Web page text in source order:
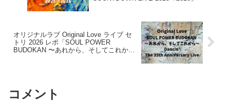
オリジナルラブ Original Love ライブ セ
トリ 2026 レポ「SOUL POWER
BUDOKAN 〜あれから、そしてこれか
コメント